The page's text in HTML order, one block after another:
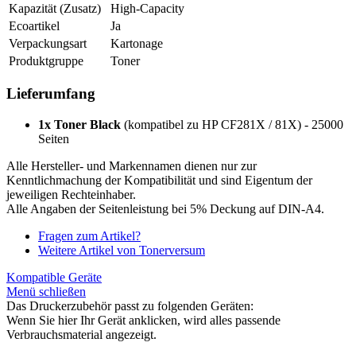
Kapazität (Zusatz)
High-Capacity
Ecoartikel
Ja
Verpackungsart
Kartonage
Produktgruppe
Toner
Lieferumfang
1x Toner Black (kompatibel zu HP CF281X / 81X) - 25000
Seiten
Alle Hersteller- und Markennamen dienen nur zur
Kenntlichmachung der Kompatibilität und sind Eigentum der
jeweiligen Rechteinhaber.
Alle Angaben der Seitenleistung bei 5% Deckung auf DIN-A4.
Fragen zum Artikel?
Weitere Artikel von Tonerversum
Kompatible Geräte
Menü schließen
Das Druckerzubehör passt zu folgenden Geräten:
Wenn Sie hier Ihr Gerät anklicken, wird alles passende
Verbrauchsmaterial angezeigt.